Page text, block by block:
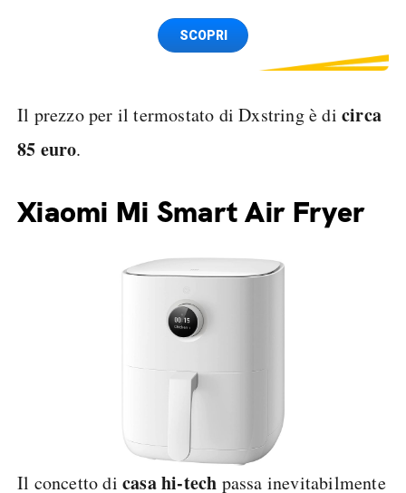
Spedizione SIM GRATISSCOPRI
Il prezzo per il termostato di Dxstring è di circa
85 euro.
Xiaomi Mi Smart Air Fryer
Il concetto di casa hi-tech passa inevitabilmente